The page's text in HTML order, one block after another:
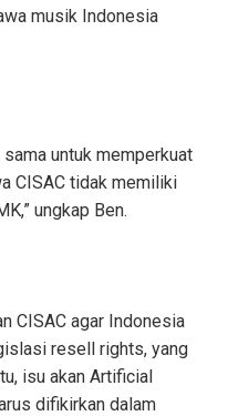
musik Indonesia
untuk memperkuat
CISAC tidak memiliki
ungkap Ben.
CISAC agar Indonesia
resell rights, yang
isu akan Artificial
difikirkan dalam